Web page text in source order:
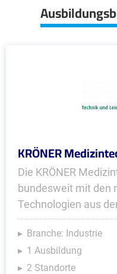
KRÖNER
Die KRÖNER
bundesweit mit den
Technologien aus
Branche: Industrie
1 Ausbildung
2 Standorte